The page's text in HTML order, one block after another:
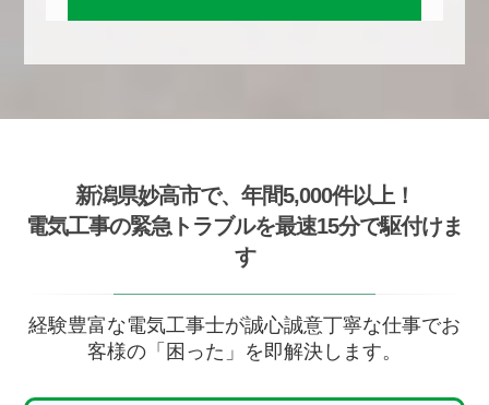
新潟県妙高市で、年間5,000件以上！
電気工事の緊急トラブルを最速15分で駆付けま
す
経験豊富な電気工事士が誠心誠意丁寧な仕事でお
客様の「困った」を即解決します。